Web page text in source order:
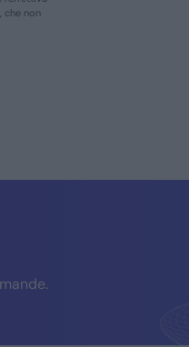
che non